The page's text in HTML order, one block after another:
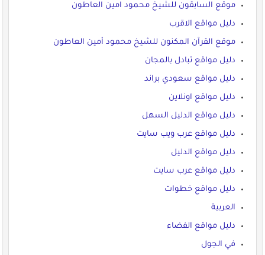
موقع السابقون للشيخ محمود امين العاطون
دليل مواقع الاقرب
موقع القرآن المكنون للشيخ محمود أمين العاطون
دليل مواقع تبادل بالمجان
دليل مواقع سعودي براند
دليل مواقع اونلاين
دليل مواقع الدليل السهل
دليل مواقع عرب ويب سايت
دليل مواقع الدليل
دليل مواقع عرب سايت
دليل مواقع خطوات
العربية
دليل مواقع الفضاء
في الجول